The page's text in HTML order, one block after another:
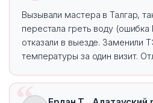
Вызывали мастера в Талгар,
перестала греть воду (ошибка
отказали в выезде. Заменили
температуры за один визит.